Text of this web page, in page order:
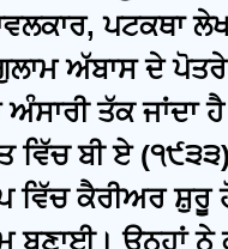
ਪਟਕਥਾ
ਅੱਬਾਸ ਦੇ
ਅੰਸਾਰੀ ਤੱਕ
ਵਿੱਚ ਬੀ ਏ
ਵਿੱਚ ਕੈਰੀਅਰ
ਬਣਾਈ। ਉਨ੍ਹਾਂ